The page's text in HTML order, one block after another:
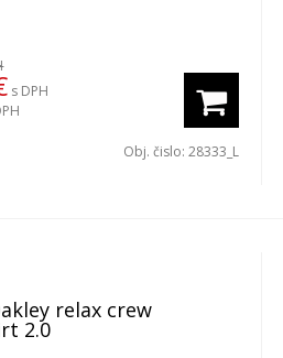
s DPH
Obj. čislo:28333_L
relax crew
2.0